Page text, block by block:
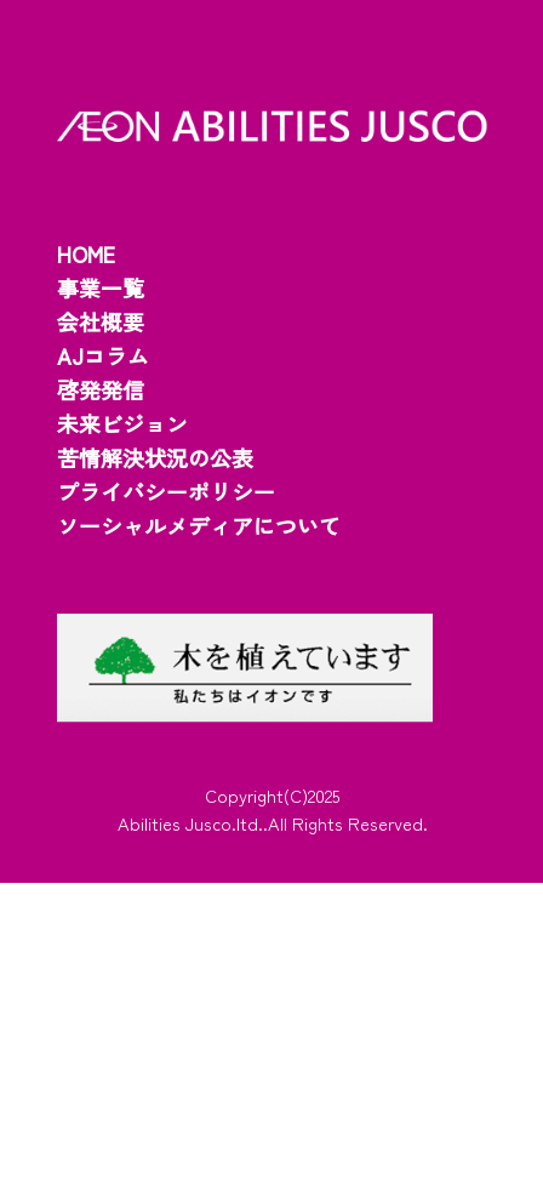
HOME
事業一覧
会社概要
AJコラム
啓発発信
未来ビジョン
苦情解決状況の公表
プライバシーポリシー
ソーシャルメディアについて
Copyright(C)2025
Abilities Jusco.ltd..All Rights Reserved.